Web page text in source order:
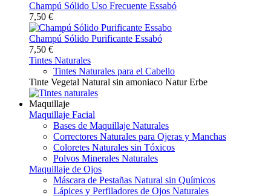
Champú Sólido Uso Frecuente Essabó
7,50 €
Champú Sólido Purificante Essabó
7,50 €
Tintes Naturales
Tintes Naturales para el Cabello
Tinte Vegetal Natural sin amoniaco Natur Erbe
Maquillaje
Maquillaje Facial
Bases de Maquillaje Naturales
Correctores Naturales para Ojeras y Manchas
Coloretes Naturales sin Tóxicos
Polvos Minerales Naturales
Maquillaje de Ojos
Máscara de Pestañas Natural sin Químicos
Lápices y Perfiladores de Ojos Naturales